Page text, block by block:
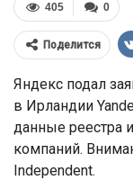
0
405
Поделится
Яндекс подал
в Ирландии
данные реестра
компаний.
Independent.